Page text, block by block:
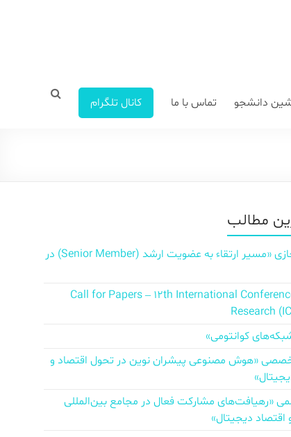
دانشجو تماس با ما کانال تلگرام
مطالب
سمینار مجازی «مسیر ارتقاء به عضویت ارشد (Senior Member) در
Call for Papers – 12th International
Research
کوانتومی»
«هوش مصنوعی پیشران نوین در تحول اقتصاد و
«رهیافت‌های مشارکت فعال در مجامع بین‌المللی